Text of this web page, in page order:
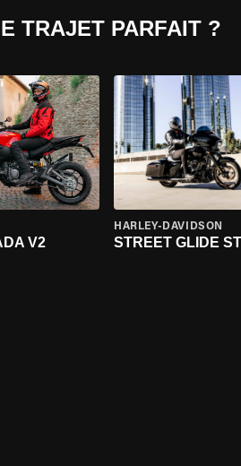
TRAJET PARFAIT ?
V2
HARLEY-DAVIDSON
STREET GLIDE ST